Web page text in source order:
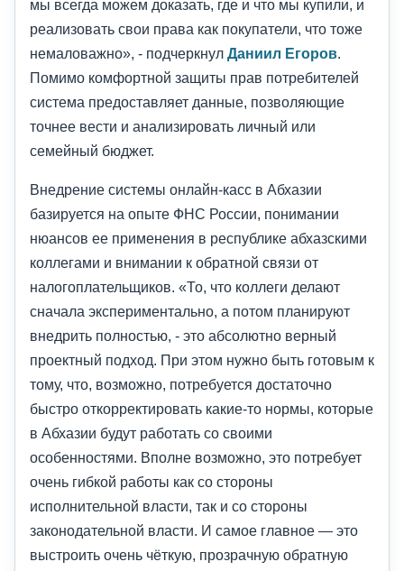
мы всегда можем доказать, где и что мы купили, и
реализовать свои права как покупатели, что тоже
немаловажно», - подчеркнул Даниил Егоров.
Помимо комфортной защиты прав потребителей
система предоставляет данные, позволяющие
точнее вести и анализировать личный или
семейный бюджет.
Внедрение системы онлайн-касс в Абхазии
базируется на опыте ФНС России, понимании
нюансов ее применения в республике абхазскими
коллегами и внимании к обратной связи от
налогоплательщиков. «То, что коллеги делают
сначала экспериментально, а потом планируют
внедрить полностью, - это абсолютно верный
проектный подход. При этом нужно быть готовым к
тому, что, возможно, потребуется достаточно
быстро откорректировать какие-то нормы, которые
в Абхазии будут работать со своими
особенностями. Вполне возможно, это потребует
очень гибкой работы как со стороны
исполнительной власти, так и со стороны
законодательной власти. И самое главное — это
выстроить очень чёткую, прозрачную обратную